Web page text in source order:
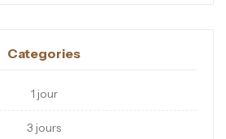
Categories
1 jour
3 jours